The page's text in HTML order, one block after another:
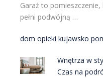
Garaż to
pełni podwójną …
dom opieki kujawsko
Wnętrza w
Czas na